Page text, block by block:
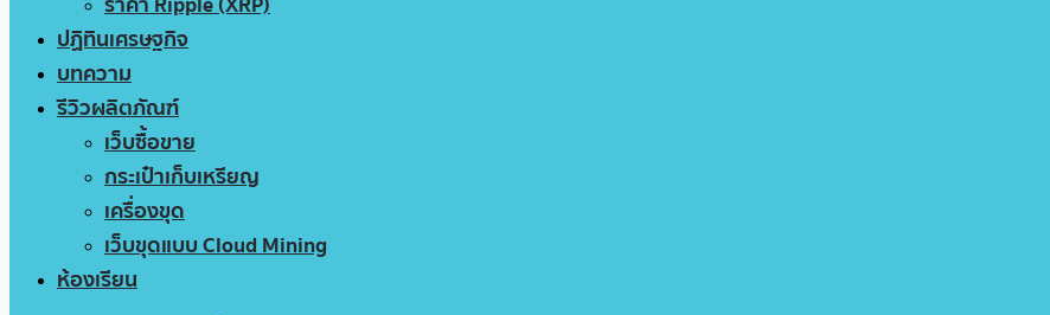
ปฏิทินเศรษฐกิจ
บทความ
รีวิวผลิตภัณฑ์
เว็บซื้อขาย
กระเป๋าเก็บเหรียญ
เครื่องขุด
เว็บขุดแบบ Cloud Mining
ห้องเรียน